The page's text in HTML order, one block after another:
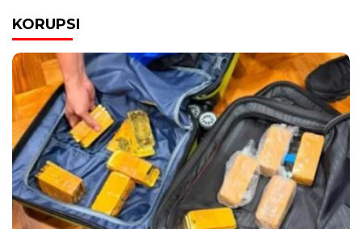
KORUPSI